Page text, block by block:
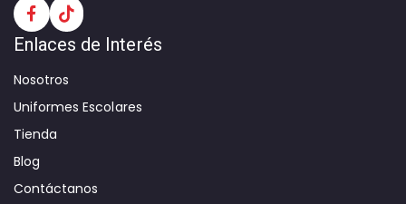
Enlaces de Interés
Nosotros
Uniformes Escolares
Tienda
Blog
Contáctanos